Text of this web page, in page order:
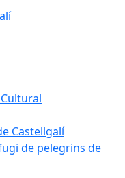
Castellgalí
de pelegrins de